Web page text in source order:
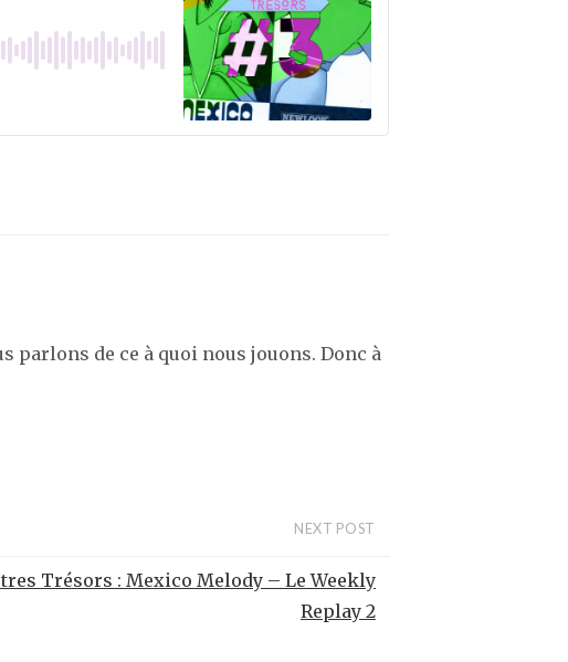
parlons de ce à quoi nous jouons. Donc à
NEXT POST
Trésors : Mexico Melody – Le Weekly
Replay 2